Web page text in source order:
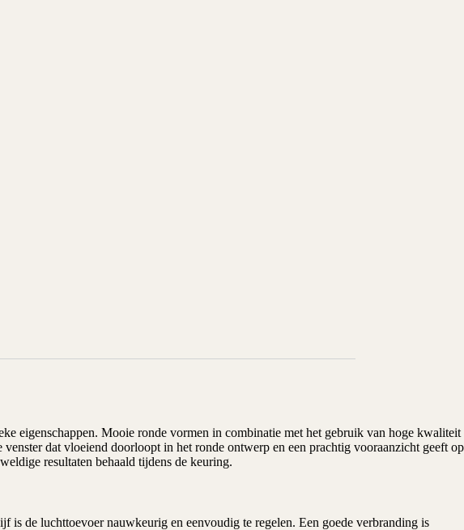
eigenschappen. Mooie ronde vormen in combinatie met het gebruik van hoge kwaliteit
dat vloeiend doorloopt in het ronde ontwerp en een prachtig vooraanzicht geeft op
resultaten behaald tijdens de keuring.
de luchttoevoer nauwkeurig en eenvoudig te regelen. Een goede verbranding is